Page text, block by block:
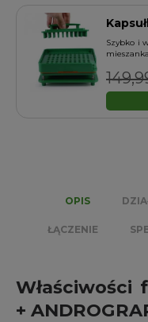
Szybko i
OPIS
ŁĄCZENIE
Właściwości
+